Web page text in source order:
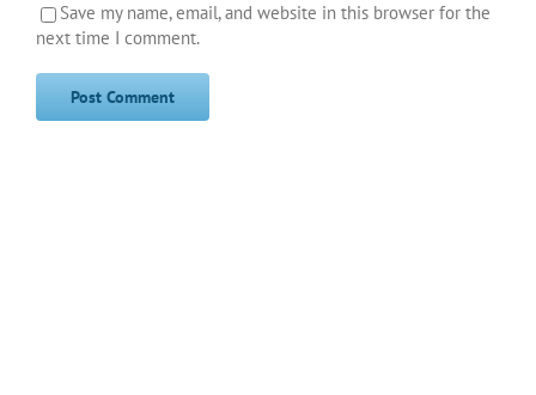
Save my name, email, and website in this browser for the
next time I comment.